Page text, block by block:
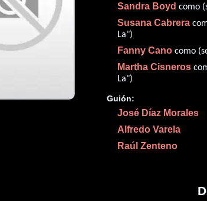
Sandra Boyd como
Susana Cabrera
La")
Fanny Cano como
Martha Cisneros
La")
Guión:
José Díaz Morales
Alfredo Varela
Raúl Zenteno